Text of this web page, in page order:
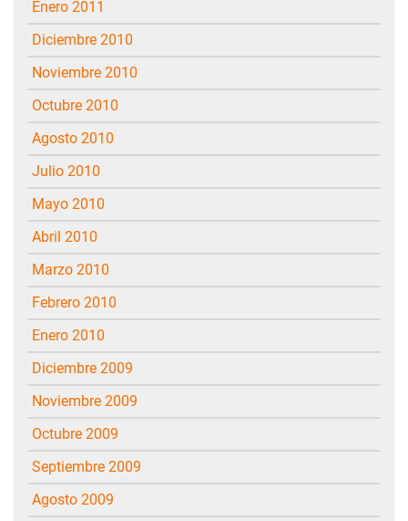
enero 2011
diciembre 2010
noviembre 2010
octubre 2010
agosto 2010
julio 2010
mayo 2010
abril 2010
marzo 2010
febrero 2010
enero 2010
diciembre 2009
noviembre 2009
octubre 2009
septiembre 2009
agosto 2009